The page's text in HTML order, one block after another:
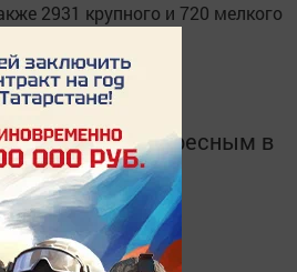
2931 крупного и 720 мелкого
важным и интересным в
в